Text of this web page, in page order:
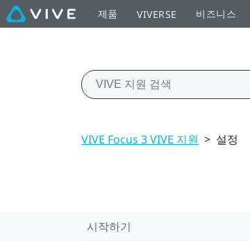
제품 VIVERSE 비즈니스
VIVE Focus 3 VIVE 지원 > 설정
시작하기